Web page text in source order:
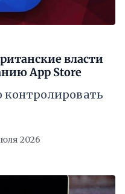
власти
App Store
контролировать
2026